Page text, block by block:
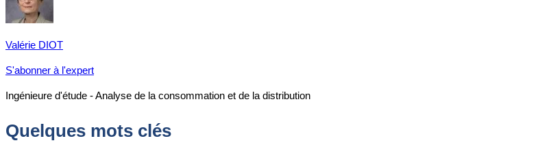
Valérie DIOT
S'abonner à l'expert
Ingénieure d'étude - Analyse de la consommation et de la distribution
Quelques mots clés